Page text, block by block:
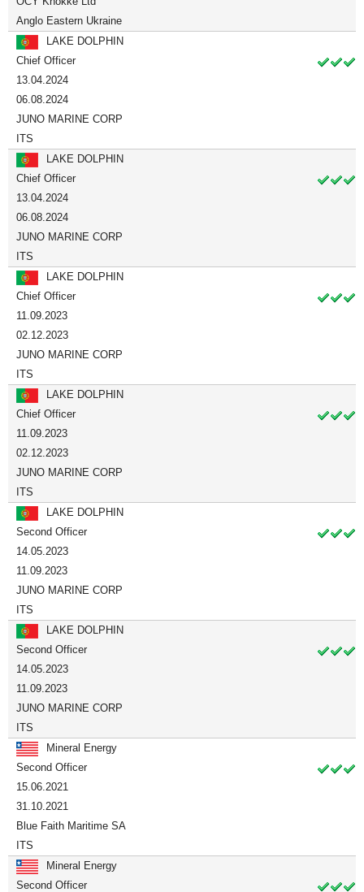
Anglo Eastern Ukraine
LAKE DOLPHIN
Chief Officer
13.04.2024
06.08.2024
JUNO MARINE CORP
ITS
LAKE DOLPHIN
Chief Officer
13.04.2024
06.08.2024
JUNO MARINE CORP
ITS
LAKE DOLPHIN
Chief Officer
11.09.2023
02.12.2023
JUNO MARINE CORP
ITS
LAKE DOLPHIN
Chief Officer
11.09.2023
02.12.2023
JUNO MARINE CORP
ITS
LAKE DOLPHIN
Second Officer
14.05.2023
11.09.2023
JUNO MARINE CORP
ITS
LAKE DOLPHIN
Second Officer
14.05.2023
11.09.2023
JUNO MARINE CORP
ITS
Mineral Energy
Second Officer
15.06.2021
31.10.2021
Blue Faith Maritime SA
ITS
Mineral Energy
Second Officer